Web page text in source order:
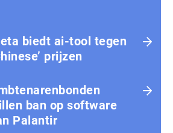
biedt ai-tool tegen
prijzen
ban op software
Palantir